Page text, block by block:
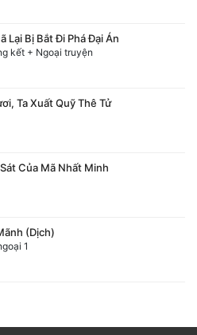
Lại Bị Bắt Đi Phá Đại Án
kết + Ngoại truyện
Ta Xuất Quỹ Thê Tử
Của Mã Nhất Minh
(Dịch)
1